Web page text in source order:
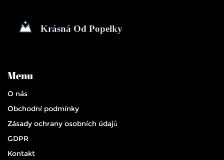
Menu
O nás
Obchodní podmínky
Zásady ochrany osobních údajů
GDPR
Kontakt